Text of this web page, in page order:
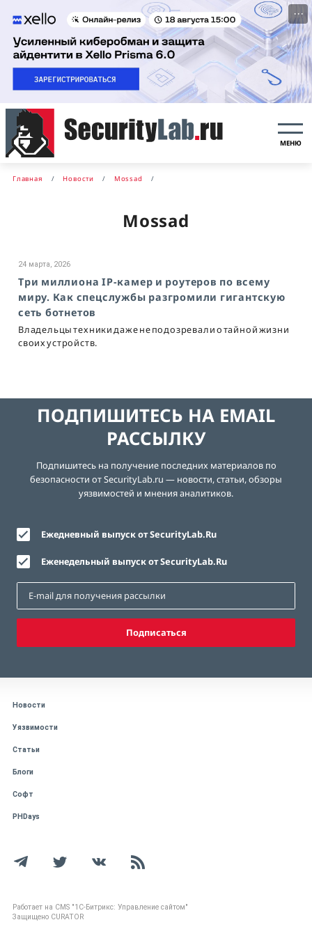
···
МЕНЮ
Главная Новости Mossad
Mossad
24 марта, 2026
Три миллиона IP-камер и роутеров по всему
миру. Как спецслужбы разгромили гигантскую
сеть ботнетов
Владельцы техники даже не подозревали о тайной жизни
своих устройств.
ПОДПИШИТЕСЬ НА EMAIL
РАССЫЛКУ
Подпишитесь на получение последних материалов по
безопасности от SecurityLab.ru — новости, статьи, обзоры
уязвимостей и мнения аналитиков.
Ежедневный выпуск от SecurityLab.Ru
Еженедельный выпуск от SecurityLab.Ru
Подписаться
Новости
Уязвимости
Статьи
Блоги
Софт
PHDays
Работает на CMS "1С-Битрикс: Управление сайтом"
Защищено CURATOR